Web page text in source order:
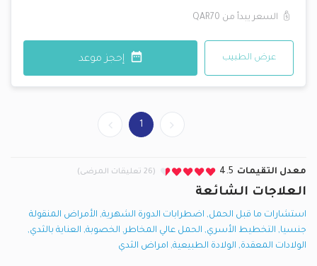
السعر يبدأ من QAR70
عرض الطبيب إحجز موعد
1
معدل التقيمات 4.5 (26 تعليقات المرضى)
العلاجات الشائعة
استشارات ما قبل الحمل, اضطرابات الدورة الشهرية, الأمراض المنقولة
جنسيا, التخطيط الأسري, الحمل عالي المخاطر, الخصوبة, العناية بالثدي,
الولادات المعقدة, الولادة الطبيعية, امراض الثدي